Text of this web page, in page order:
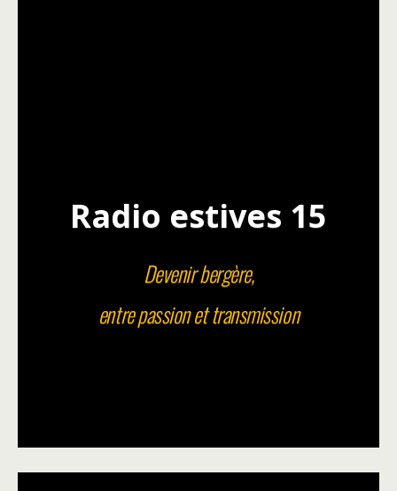
Radio estives 15
Devenir bergère,
entre passion et transmission